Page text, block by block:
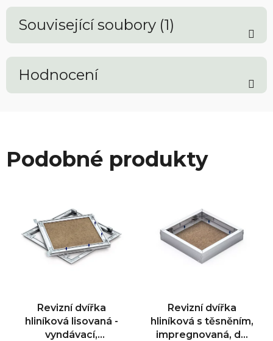
Související soubory (1)
Hodnocení
Podobné produkty
Revizní dvířka
hliníková lisovaná -
vyndávací,
Revizní dvířka
hliníková s těsněním,
impregnovaná, do